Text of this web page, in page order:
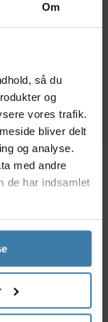
Om
så du
og
vores trafik.
bliver delt
og analyse.
med andre
de har indsamlet
med